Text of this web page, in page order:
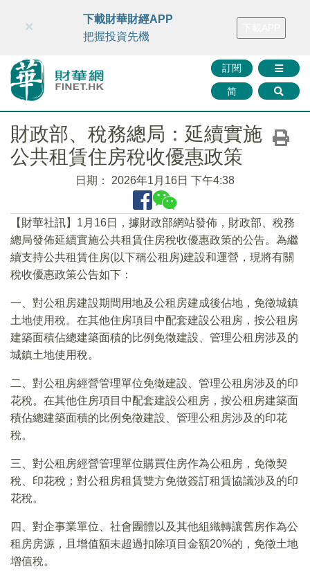
財華智庫網 FINTV FINMETA 財華證券 媒體矩陣
訂閱
简
×
下載財華財經APP
把握投資先機
財政部、稅務總局：延續實施
公共租賃住房稅收優惠政策
日期： 2026年1月16日 下午4:38
【財華社訊】1月16日，據財政部網站發佈，財政部、稅務
總局發佈延續實施公共租賃住房稅收優惠政策的公告。為繼
續支持公共租賃住房(以下稱公租房)建設和運營，現將有關
稅收優惠政策公告如下：
一、對公租房建設期間用地及公租房建成後佔地，免徵城鎮
土地使用稅。在其他住房項目中配套建設公租房，按公租房
建築面積佔總建築面積的比例免徵建設、管理公租房涉及的
城鎮土地使用稅。
二、對公租房經營管理單位免徵建設、管理公租房涉及的印
花稅。在其他住房項目中配套建設公租房，按公租房建築面
積佔總建築面積的比例免徵建設、管理公租房涉及的印花
稅。
三、對公租房經營管理單位購買住房作為公租房，免徵契
稅、印花稅；對公租房租賃雙方免徵簽訂租賃協議涉及的印
花稅。
四、對企事業單位、社會團體以及其他組織轉讓舊房作為公
租房房源，且增值額未超過扣除項目金額20%的，免徵土地
增值稅。